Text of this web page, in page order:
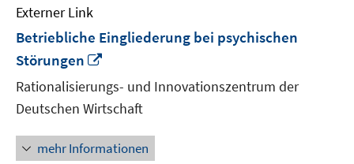
Externer Link
Betriebliche Eingliederung bei psychischen
Störungen
Fenster
öffnen
Rationalisierungs- und Innovationszentrum der
Deutschen Wirtschaft
mehr Informationen